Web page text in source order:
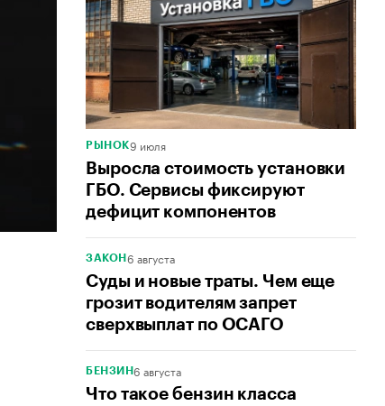
РЫНОК9 июля
Выросла стоимость установки
ГБО. Сервисы фиксируют
дефицит компонентов
ЗАКОН 6 августа
Суды и новые траты. Чем еще
грозит водителям запрет
сверхвыплат по ОСАГО
БЕНЗИН6 августа
Что такое бензин класса